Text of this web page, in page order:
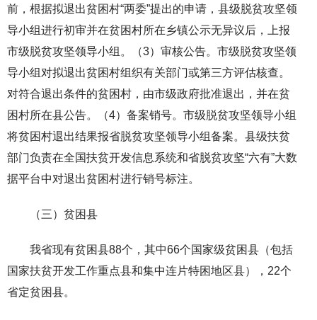
前，根据拟退出贫困村“两委”提出的申请，县级脱贫攻坚领
导小组进行初审并在贫困村所在乡镇公示无异议后，上报
市级脱贫攻坚领导小组。（3）审核公告。市级脱贫攻坚领
导小组对拟退出贫困村组织有关部门或第三方评估核查。
对符合退出条件的贫困村，由市级政府批准退出，并在贫
困村所在县公告。（4）备案销号。市级脱贫攻坚领导小组
将贫困村退出结果报省脱贫攻坚领导小组备案。县级扶贫
部门负责在全国扶贫开发信息系统和省脱贫攻坚“六有”大数
据平台中对退出贫困村进行销号标注。
（三）贫困县
我省现有贫困县88个，其中66个国家级贫困县（包括
国家扶贫开发工作重点县和集中连片特困地区县），22个
省定贫困县。